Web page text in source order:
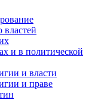
властей
и в политической
и власти
и праве